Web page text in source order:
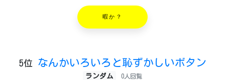
暇か？
5位 なんかいろいろと恥ずかしいボタン
ランダム 0人回覧